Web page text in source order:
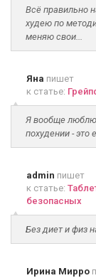
Всё правильно
худею по
меняю свои...
Яна пишет
к статье:
Я вообще люблю
похудении - это
admin пишет
к статье:
безопасных
Без диет и физ
Ирина Мирро